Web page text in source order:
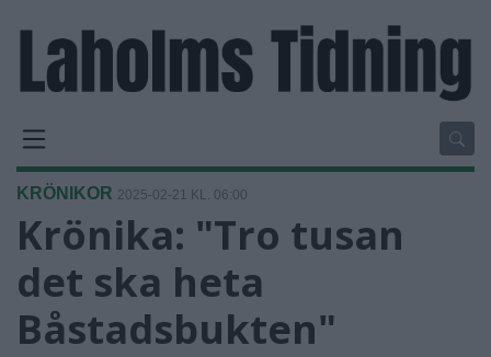
KRÖNIKOR 2025-02-21 KL. 06:00
Krönika: "Tro tusan
det ska heta
Båstadsbukten"